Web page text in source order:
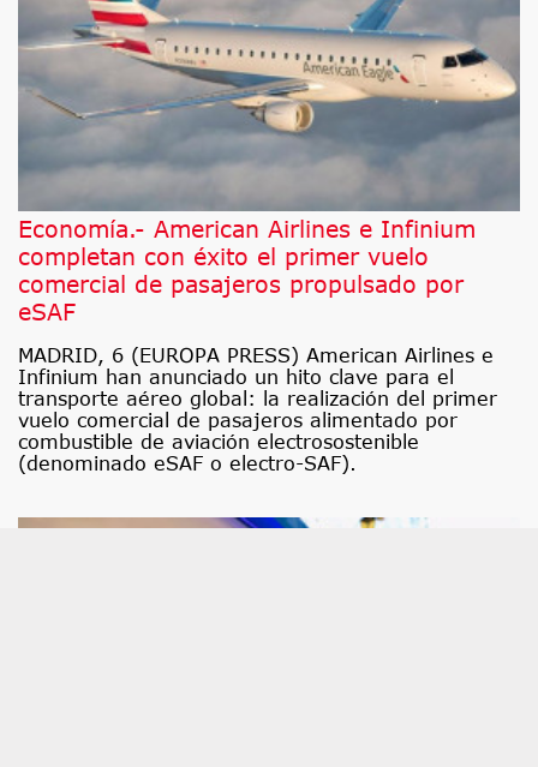
Economía.- American Airlines e Infinium
completan con éxito el primer vuelo
comercial de pasajeros propulsado por
eSAF
MADRID, 6 (EUROPA PRESS) American Airlines e
Infinium han anunciado un hito clave para el
transporte aéreo global: la realización del primer
vuelo comercial de pasajeros alimentado por
combustible de aviación electrosostenible
(denominado eSAF o electro-SAF).